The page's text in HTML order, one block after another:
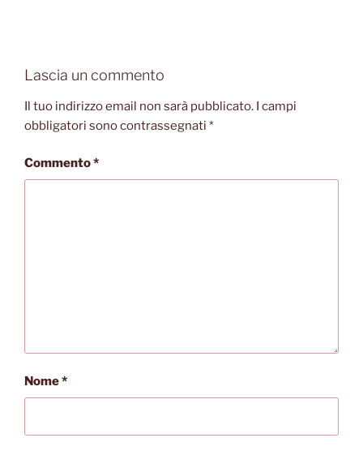
Lascia un commento
Il tuo indirizzo email non sarà pubblicato. I campi
obbligatori sono contrassegnati *
Commento*
Nome*